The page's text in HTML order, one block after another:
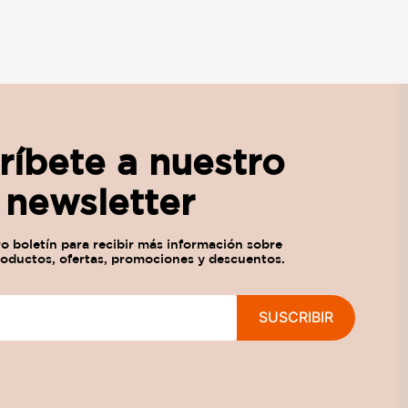
a nuestro
newsletter
SUSCRIBIR